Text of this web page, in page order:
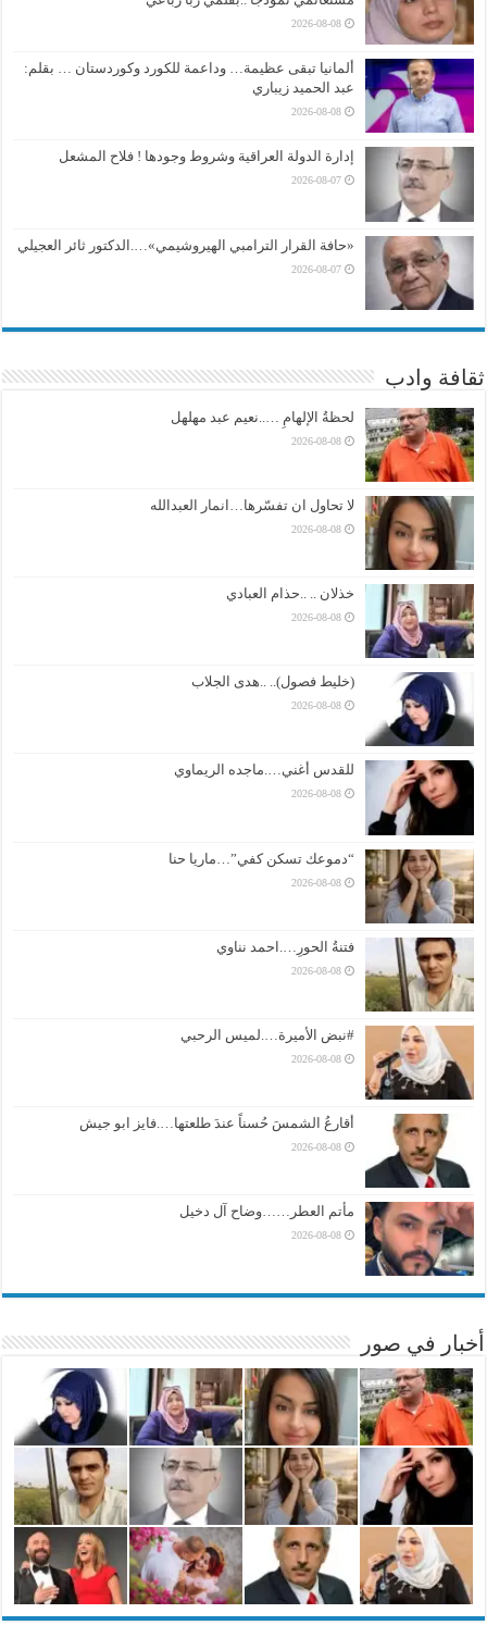
2026-08-08
ألمانيا تبقى عظيمة… وداعمة للكورد وكوردستان … بقلم:
عبد الحميد زيباري
2026-08-08
إدارة الدولة العراقية وشروط وجودها ! فلاح المشعل
2026-08-07
«حافة القرار الترامبي الهيروشيمي»….الدكتور ثائر العجيلي
2026-08-07
ثقافة وادب
لحظةُ الإلهامِ …..نعيم عبد مهلهل
2026-08-08
لا تحاول ان تفسّرها…انمار العبدالله
2026-08-08
خذلان .. ..حذام العبادي
2026-08-08
(خليط فصول).. ..هدى الجلاب
2026-08-08
للقدس أغني….ماجده الريماوي
2026-08-08
“دموعك تسكن كفي”…ماريا حنا
2026-08-08
فتنةُ الحورِ….احمد نناوي
2026-08-08
#نبض الأميرة….لميس الرحبي
2026-08-08
أقارعُ الشمسَ حُسناً عندَ طلعتها….فايز ابو جيش
2026-08-08
مأتم العطر……وضاح آل دخيل
2026-08-08
أخبار في صور